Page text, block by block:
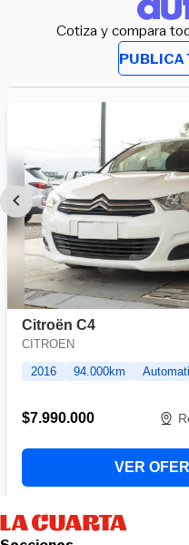
Cotiza y compara
PUBLICA